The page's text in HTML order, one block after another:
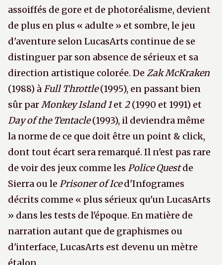
assoiffés de gore et de photoréalisme, devient
de plus en plus « adulte » et sombre, le jeu
d'aventure selon LucasArts continue de se
distinguer par son absence de sérieux et sa
direction artistique colorée. De Zak McKraken
(1988) à Full Throttle(1995), en passant bien
sûr parMonkey Island 1et2(1990 et 1991) et
Day of the Tentacle(1993), il deviendra même
la norme de ce que doit être un point & click,
dont tout écart sera remarqué. Il n'est pas rare
de voir des jeux comme les Police Questde
Sierra ou le Prisoner of Iced'Infogrames
décrits comme « plus sérieux qu'un LucasArts
» dans les tests de l'époque. En matière de
narration autant que de graphismes ou
d'interface, LucasArts est devenu un mètre
étalon.